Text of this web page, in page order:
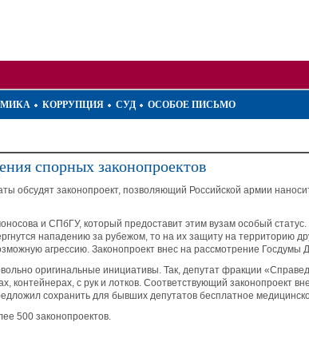
КОРРУПЦИЯ СУД ОСОБОЕ ПИСЬМО
спорных законопроектов
обсудят законопроект, позволяющий Российской армии
и СПбГУ, который предоставит этим вузам особый статус.
нападению за рубежом, то на их защиту на территорию
агрессию. Законопроект внес на рассмотрение Госдумы
оригинальные инициативы. Так, депутат фракции
контейнерах, с рук и лотков. Соответствующий
сохранить для бывших депутатов бесплатное
500 законопроектов.